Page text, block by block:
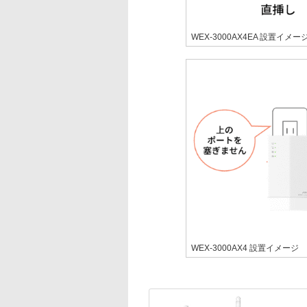
WEX-3000AX4EA 設置イメー
WEX-3000AX4 設置イメージ